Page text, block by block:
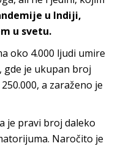
u Indiji,
u svetu.
oko 4.000 ljudi umire
gde je ukupan broj
a zaraženo je
je pravi broj daleko
Naročito je